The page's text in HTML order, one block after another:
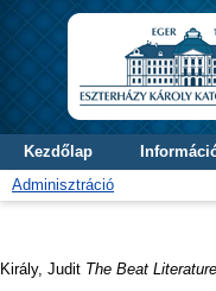
Kezdőlap
Adminisztráció
Király, Judit The Beat